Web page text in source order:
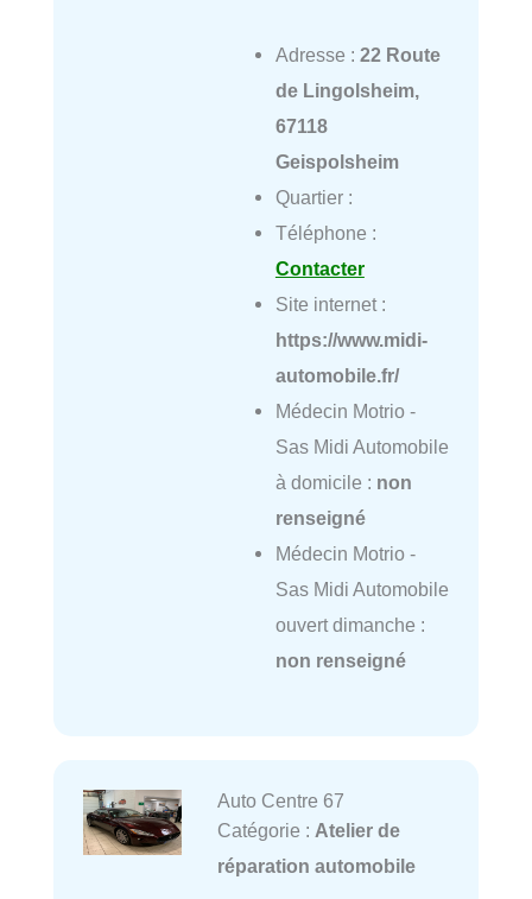
Adresse : 22 Route
de Lingolsheim,
67118
Geispolsheim
Quartier :
Téléphone :
Contacter
Site internet :
https://www.midi-
automobile.fr/
Médecin Motrio -
Sas Midi Automobile
à domicile : non
renseigné
Médecin Motrio -
Sas Midi Automobile
ouvert dimanche :
non renseigné
Auto Centre 67
Catégorie : Atelier de
réparation automobile